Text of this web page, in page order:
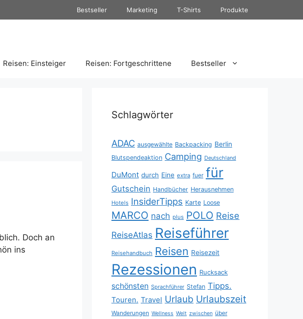
Bestseller Marketing T-Shirts Produkte
Reisen: Einsteiger Reisen: Fortgeschrittene Bestseller
Doch an
ins
Schlagwörter
ADAC ausgewählte Backpacking Berlin
Blutspendeaktion Camping Deutschland
DuMont durch Eine extra fuer für
Gutschein Handbücher Herausnehmen
Hotels InsiderTipps Karte Loose
MARCO nach plus POLO Reise
ReiseAtlas Reiseführer
Reisehandbuch Reisen Reisezeit
Rezessionen Rucksack
schönsten Sprachführer Stefan Tipps.
Touren. Travel Urlaub Urlaubszeit
Wanderungen Wellness Welt zwischen über